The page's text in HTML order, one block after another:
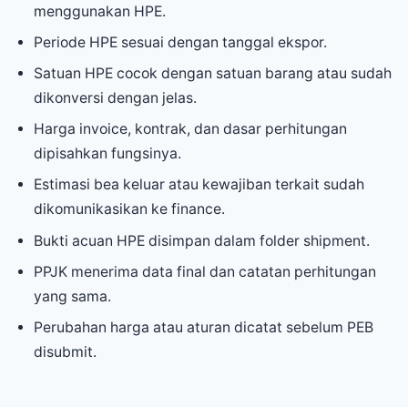
menggunakan HPE.
Periode HPE sesuai dengan tanggal ekspor.
Satuan HPE cocok dengan satuan barang atau sudah
dikonversi dengan jelas.
Harga invoice, kontrak, dan dasar perhitungan
dipisahkan fungsinya.
Estimasi bea keluar atau kewajiban terkait sudah
dikomunikasikan ke finance.
Bukti acuan HPE disimpan dalam folder shipment.
PPJK menerima data final dan catatan perhitungan
yang sama.
Perubahan harga atau aturan dicatat sebelum PEB
disubmit.